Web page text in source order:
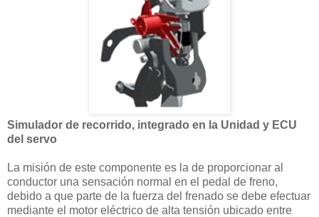
Simulador de recorrido, integrado en la Unidad y ECU
del servo
La misión de este componente es la de proporcionar al
conductor una sensación normal en el pedal de freno,
debido a que parte de la fuerza del frenado se debe efectuar
mediante el motor eléctrico de alta tensión ubicado entre